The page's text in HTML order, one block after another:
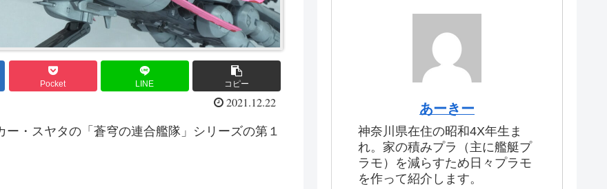
Pocket LINE コピー
2021.12.22
・スヤタの「蒼穹の連合艦隊」シリーズの第１
あーきー
神奈川県在住の昭和4X年生ま
れ。家の積みプラ（主に艦艇プ
ラモ）を減らすため日々プラモ
を作って紹介します。